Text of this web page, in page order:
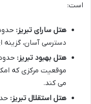
است:
هتل سارای تبریز:
دسترسی آسان،
هتل بهبود تبریز:
موقعیت مرکزی که
می کند.
هتل استقلال تبریز: